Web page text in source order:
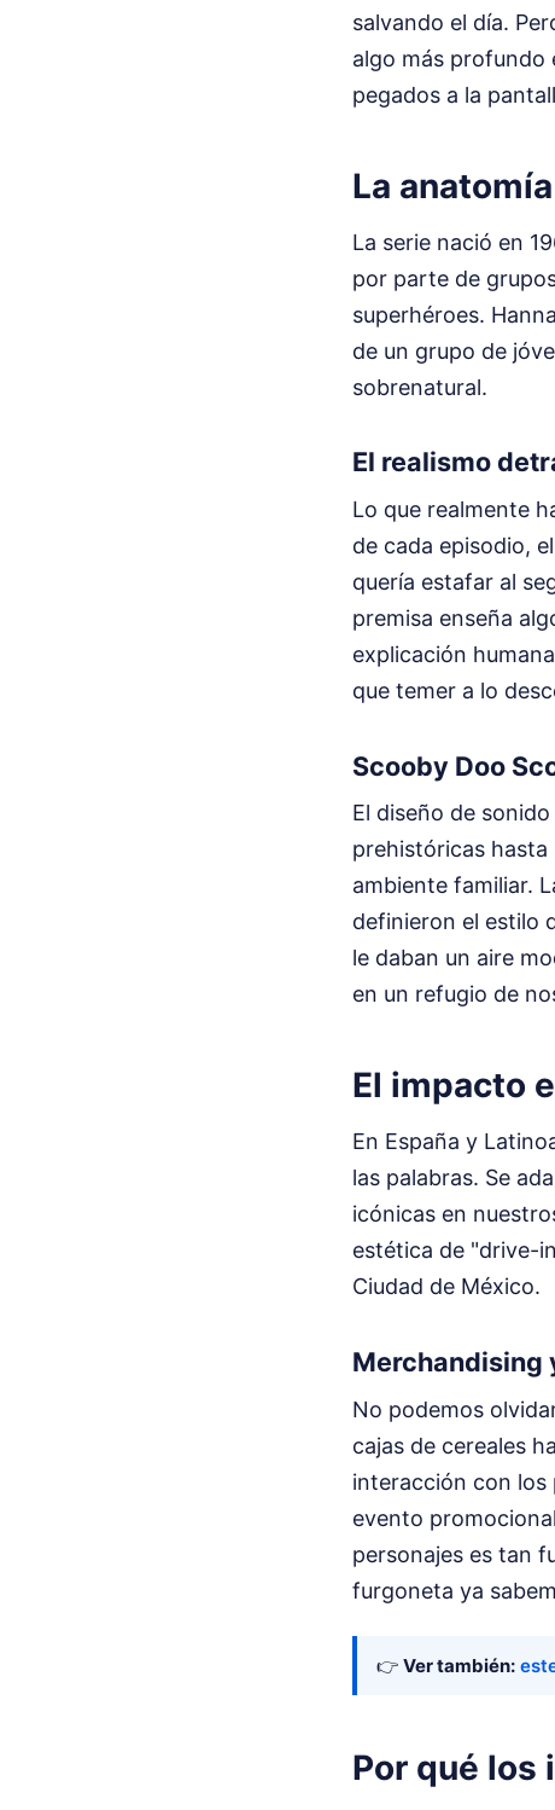
salvando el día.
algo más profundo
pegados a la
La
La serie nació en
por parte de
superhéroes.
de un grupo de
sobrenatural.
El realismo
Lo que realmente
de cada episodio,
quería estafar al
premisa enseña
explicación
que temer a lo
Scooby Doo
El diseño de
prehistóricas
ambiente familiar.
definieron el estilo
le daban un aire
en un refugio de
El impacto
En España y
las palabras. Se
icónicas en
estética de "drive-
Ciudad de México.
Merchandising
No podemos
cajas de cereales
interacción con los
evento
personajes es tan
furgoneta ya
👉 Ver también:
Por qué los